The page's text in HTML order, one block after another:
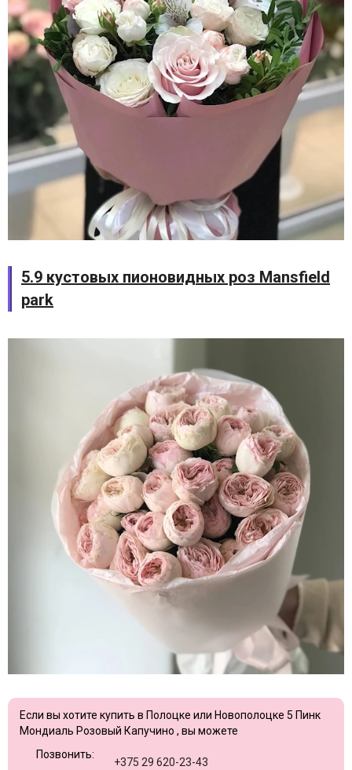
5.9 кустовых пионовидных роз Mansfield
park
Если вы хотите купить в Полоцке или Новополоцке 5 Пинк
Мондиаль Розовый Капучино , вы можете
Позвонить:
+375 29 620-23-43